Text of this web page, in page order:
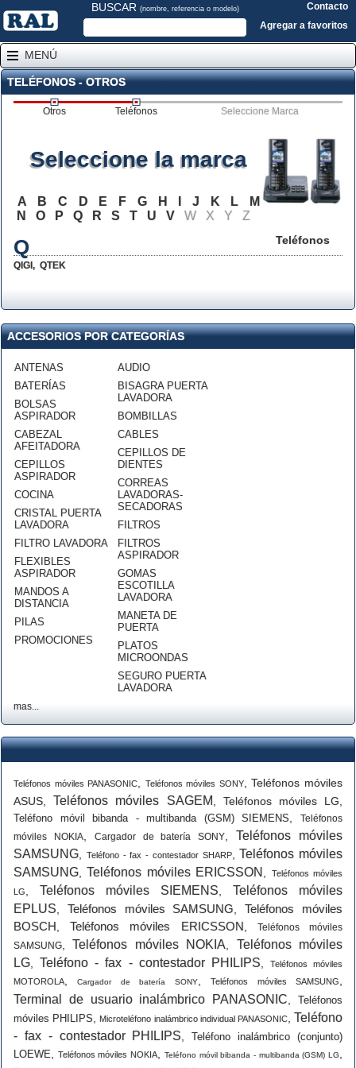
BUSCAR (nombre, referencia o modelo)
Contacto
Agregar a favoritos
MENÚ
TELÉFONOS - OTROS
Otros Teléfonos Seleccione Marca
Teléfonos
Seleccione la marca
A B C D E F G H J K L
M
N
O P Q R S T U V W X Y Z
Q
QIGI , QTEK
ACCESORIOS POR CATEGORÍAS
ANTENAS
BATERÍAS
BOLSAS
ASPIRADOR
CABEZAL
AFEITADORA
CEPILLOS
ASPIRADOR
COCINA
CRISTAL PUERTA
LAVADORA
FILTRO LAVADORA
FLEXIBLES
ASPIRADOR
MANDOS A
DISTANCIA
PILAS
PROMOCIONES
AUDIO
BISAGRA PUERTA
LAVADORA
BOMBILLAS
CABLES
CEPILLOS DE
DIENTES
CORREAS
LAVADORAS-
SECADORAS
FILTROS
FILTROS
ASPIRADOR
GOMAS
ESCOTILLA
LAVADORA
MANETA DE
PUERTA
PLATOS
MICROONDAS
SEGURO PUERTA
LAVADORA
mas...
Teléfonos móviles PANASONIC Teléfonos móviles SONY,Teléfonos móviles
ASUS ,Teléfonos móviles SAGEM Teléfonos móviles LG
Teléfono móvil bibanda - multibanda (GSM) SIEMENS ,Teléfonos
móviles NOKIA, Cargador de batería SONY ,Teléfonos móviles
SAMSUNG
Teléfono - fax - contestador SHARP,Teléfonos móviles
SAMSUNG ,Teléfonos móviles ERICSSON
Teléfonos móviles
LG
Teléfonos móviles SIEMENS
Teléfonos móviles
EPLUS
Teléfonos móviles SAMSUNG ,Teléfonos móviles
BOSCH ,Teléfonos móviles ERICSSON
Teléfonos móviles
SAMSUNG ,Teléfonos móviles NOKIA
Teléfonos móviles
LG ,Teléfono - fax - contestador PHILIPS
Teléfonos móviles
MOTOROLA
,Cargador de batería SONY,Teléfonos móviles SAMSUNG
Terminal de usuario inalámbrico PANASONIC ,Teléfonos
móviles PHILIPS ,Microteléfono inalámbrico individual PANASONIC,Teléfono
- fax - contestador PHILIPS ,Teléfono inalámbrico (conjunto)
LOEWE
Teléfonos móviles NOKIA Teléfono móvil bibanda - multibanda (GSM) LG